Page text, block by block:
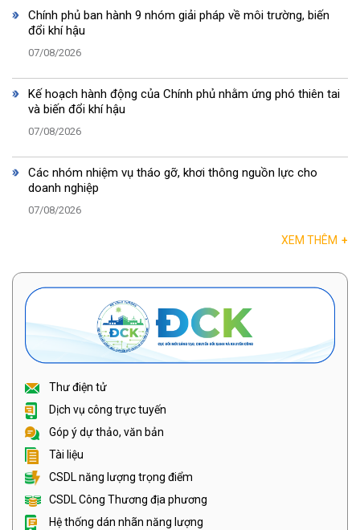
Chính phủ ban hành 9 nhóm giải pháp về môi trường, biến
đổi khí hậu
07/08/2026
Kế hoạch hành động của Chính phủ nhằm ứng phó thiên tai
và biến đổi khí hậu
07/08/2026
Các nhóm nhiệm vụ tháo gỡ, khơi thông nguồn lực cho
doanh nghiệp
07/08/2026
XEM THÊM +
Thư điện tử
Dịch vụ công trực tuyến
Góp ý dự thảo, văn bản
Tài liệu
CSDL năng lượng trọng điểm
CSDL Công Thương địa phương
Hệ thống dán nhãn năng lượng